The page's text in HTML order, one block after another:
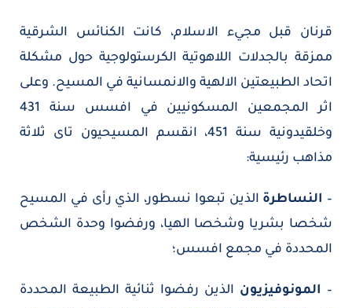
قرنان قبل مجيء الاسلام، كانت الكنائس الشرقية
ممزقة بالجدلات اللاهوتية الكرستولوجية حول مشكلة
اتحاد الطبيعتين الالهية والانمسانية في المسيح. وعلى
اثر المجمعين المسكونيين في افسس سنة 431
وخلقيدونية سنة 451، انقسم المسيحيون تاى ثلاثة
مذاهب رئيسية:
– النساطرة الذين تبعوا نسطور، الذي رأى في المسيح
شخصا بشريا وشخصا الهيا، ورفضوا وحدة الشخص
المحددة في مجمع افسس؛
– المونوفيزيون الذين رفضوا ثنائية الطبيعة المحددة